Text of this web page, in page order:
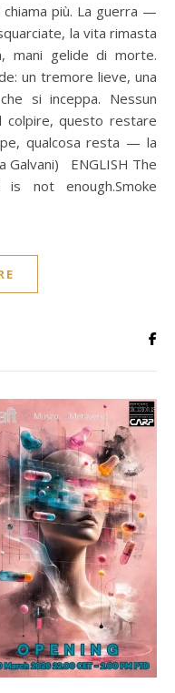
chiama più. La guerra —
la vita rimasta
mani gelide di morte.
un tremore lieve, una
si inceppa. Nessun
colpire, questo restare
qualcosa resta — la
Galvani) ENGLISH The
not enough.Smoke